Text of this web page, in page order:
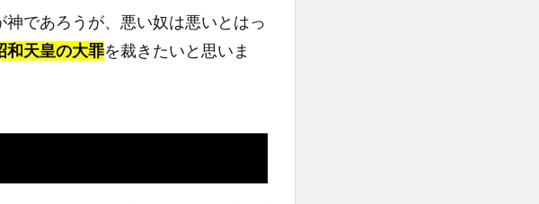
であろうが、悪い奴は悪いとはっ
和天皇の大罪を裁きたいと思いま